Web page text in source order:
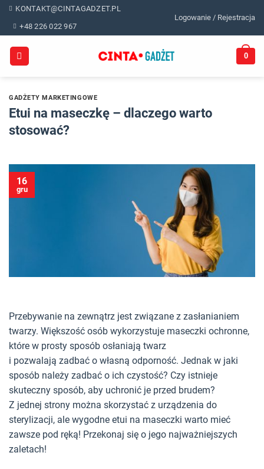
Skip
content
KONTAKT@CINTAGADZET.PL
+48 226 022 967
Logowanie / Rejestracja
0
GADŻETY MARKETINGOWE
Etui na maseczkę – dlaczego warto
stosować?
16
gru
Przebywanie na zewnątrz jest związane z zasłanianiem
twarzy. Większość osób wykorzystuje maseczki ochronne,
które w prosty sposób osłaniają twarz
i pozwalają zadbać o własną odporność. Jednak w jaki
sposób należy zadbać o ich czystość? Czy istnieje
skuteczny sposób, aby uchronić je przed brudem?
Z jednej strony można skorzystać z urządzenia do
sterylizacji, ale wygodne etui na maseczki warto mieć
zawsze pod ręką! Przekonaj się o jego najważniejszych
zaletach!